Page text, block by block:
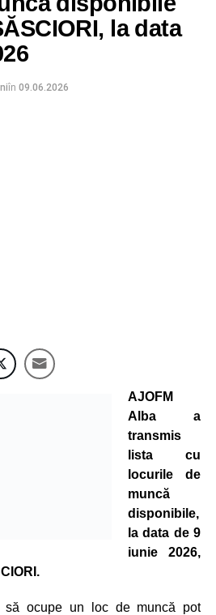
la data
în 09.06.2026
AJOFM
Alba a
transmis
lista cu
locurile de
muncă
disponibile,
la data de 9
iunie 2026,
să ocupe un loc de muncă pot